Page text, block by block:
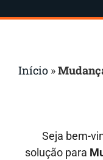
Início »
Seja bem-
solução para